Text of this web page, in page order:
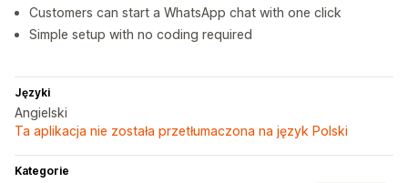
Customers can start a WhatsApp chat with one click
Simple setup with no coding required
Języki
Angielski
Ta aplikacja nie została przetłumaczona na język Polski
Kategorie